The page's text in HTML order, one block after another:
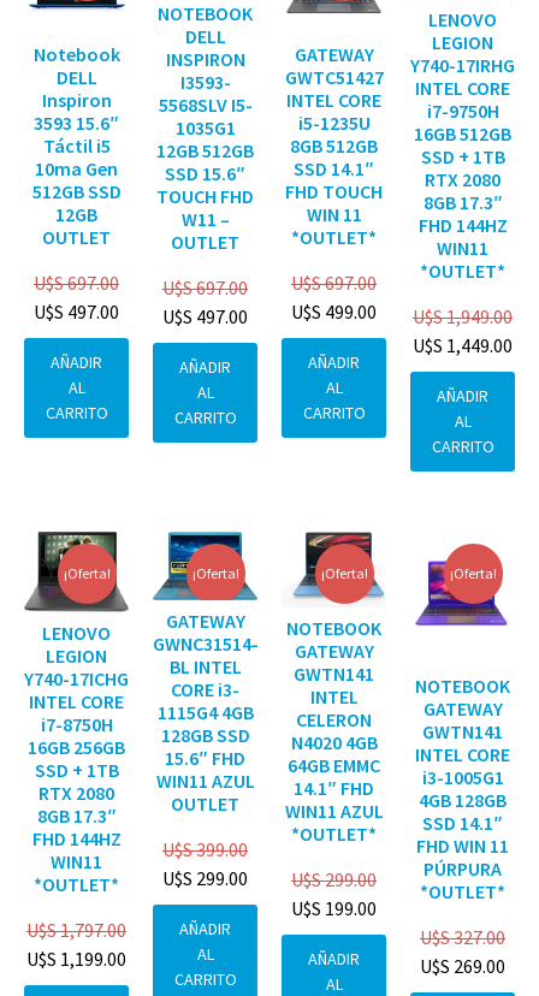
Notebook
DELL
Inspiron
3593 15.6″
Táctil i5
10ma Gen
512GB SSD
12GB
OUTLET
U$S697.00
U$S 497.00
AÑADIR
AL
CARRITO
NOTEBOOK
DELL
INSPIRON
I3593-
5568SLV I5-
1035G1
12GB 512GB
SSD 15.6″
TOUCH FHD
W11 –
OUTLET
U$S697.00
U$S 497.00
AÑADIR
AL
CARRITO
GATEWAY
GWTC51427
INTEL CORE
i5-1235U
8GB 512GB
SSD 14.1″
FHD TOUCH
WIN 11
*OUTLET*
U$S697.00
U$S 499.00
AÑADIR
AL
CARRITO
LENOVO
LEGION
Y740-17IRHG
INTEL CORE
i7-9750H
16GB 512GB
SSD + 1TB
RTX 2080
8GB 17.3″
FHD 144HZ
WIN11
*OUTLET*
U$S1,949.00
U$S 1,449.00
AÑADIR
AL
CARRITO
¡Oferta!
LENOVO
LEGION
Y740-17ICHG
INTEL CORE
i7-8750H
16GB 256GB
SSD + 1TB
RTX 2080
8GB 17.3″
FHD 144HZ
WIN11
*OUTLET*
U$S1,797.00
U$S 1,199.00
¡Oferta!
GATEWAY
GWNC31514-
BL INTEL
CORE i3-
1115G4 4GB
128GB SSD
15.6″ FHD
WIN11 AZUL
OUTLET
U$S399.00
U$S 299.00
AÑADIR
AL
CARRITO
¡Oferta!
NOTEBOOK
GATEWAY
GWTN141
INTEL
CELERON
N4020 4GB
64GB EMMC
14.1″ FHD
WIN11 AZUL
*OUTLET*
U$S299.00
U$S 199.00
AÑADIR
AL
¡Oferta!
NOTEBOOK
GATEWAY
GWTN141
INTEL CORE
i3-1005G1
4GB 128GB
SSD 14.1″
FHD WIN 11
PÚRPURA
*OUTLET*
U$S327.00
U$S 269.00